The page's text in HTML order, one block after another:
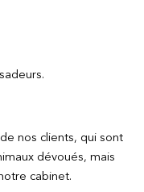
nos clients, qui sont
dévoués, mais
cabinet.